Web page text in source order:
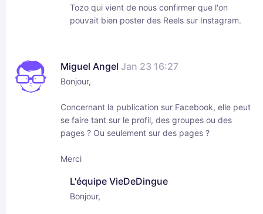
Tozo qui vient de nous confirmer que l'on
pouvait bien poster des Reels sur Instagram.
Miguel Angel Jan 23 16:27
Bonjour,
Concernant la publication sur Facebook, elle peut
se faire tant sur le profil, des groupes ou des
pages ? Ou seulement sur des pages ?
Merci
L'équipe VieDeDingue
Bonjour,